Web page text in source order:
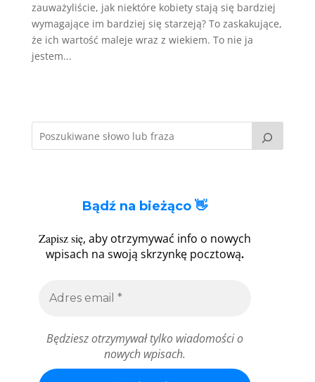
zauważyliście, jak niektóre kobiety stają się bardziej
wymagające im bardziej się starzeją? To zaskakujące,
że ich wartość maleje wraz z wiekiem. To nie ja
jestem...
Bądź na bieżąco 👋
Zapisz się, aby otrzymywać info o nowych
wpisach na swoją skrzynkę pocztową.
Będziesz otrzymywał tylko wiadomości o
nowych wpisach.